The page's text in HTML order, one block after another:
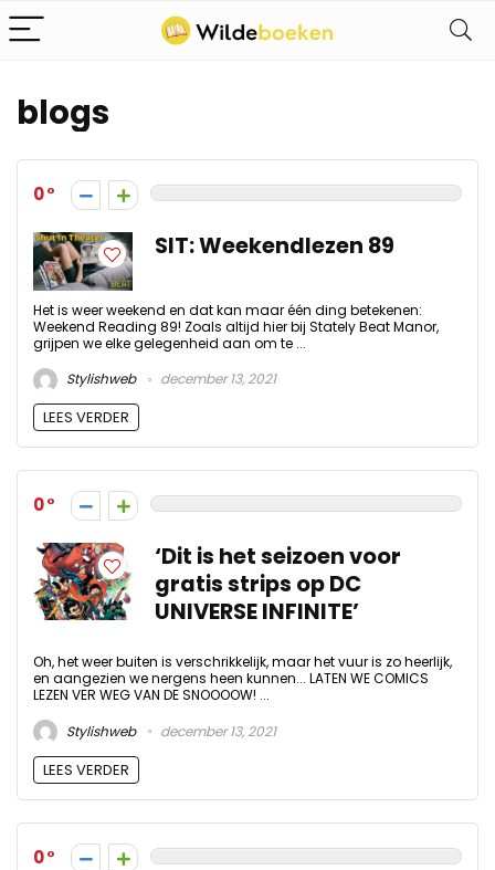
blogs
0
SIT: Weekendlezen 89
Het is weer weekend en dat kan maar één ding betekenen:
Weekend Reading 89! Zoals altijd hier bij Stately Beat Manor,
grijpen we elke gelegenheid aan om te ...
Stylishweb
december 13, 2021
LEES VERDER
0
‘Dit is het seizoen voor
gratis strips op DC
UNIVERSE INFINITE’
Oh, het weer buiten is verschrikkelijk, maar het vuur is zo heerlijk,
en aangezien we nergens heen kunnen... LATEN WE COMICS
LEZEN VER WEG VAN DE SNOOOOW! ...
Stylishweb
december 13, 2021
LEES VERDER
0